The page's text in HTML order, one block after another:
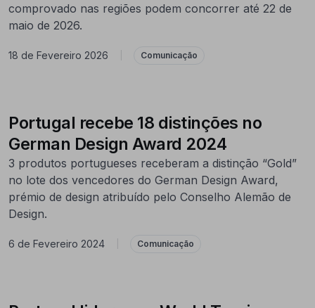
comprovado nas regiões podem concorrer até 22 de
maio de 2026.
18 de Fevereiro 2026 Comunicação
Portugal recebe 18 distinções no
German Design Award 2024
3 produtos portugueses receberam a distinção “Gold”
no lote dos vencedores do German Design Award,
prémio de design atribuído pelo Conselho Alemão de
Design.
6 de Fevereiro 2024 Comunicação